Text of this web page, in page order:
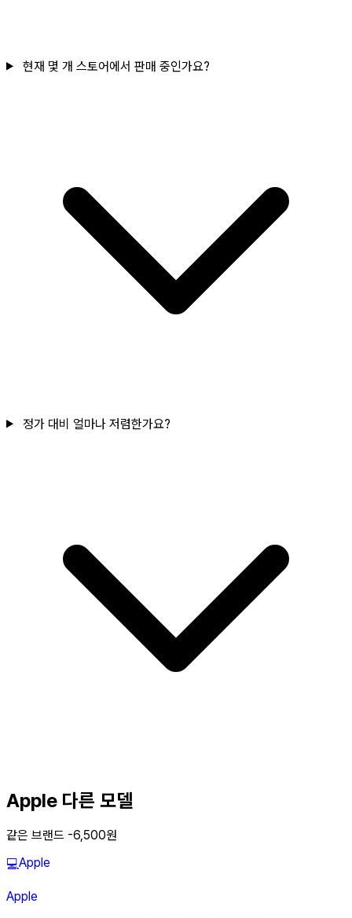
현재 몇 개 스토어에서 판매 중인가요?
정가 대비 얼마나 저렴한가요?
Apple 다른 모델
같은 브랜드 -6,500원
💻Apple
Apple